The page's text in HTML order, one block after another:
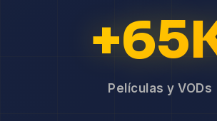
Películas y VODs